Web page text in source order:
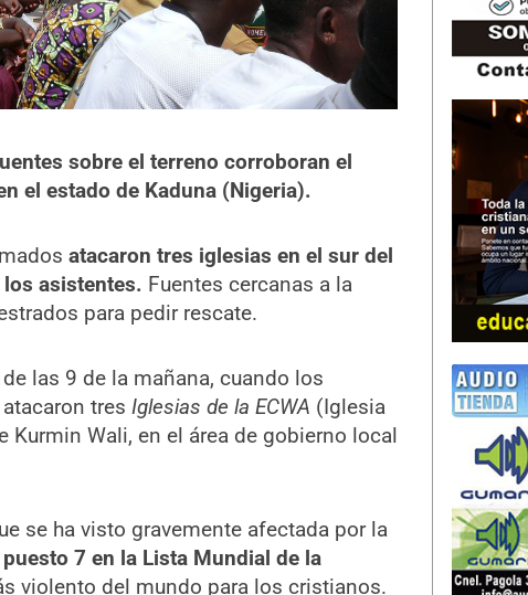
sobre el terreno corroboran el
el estado de Kaduna (Nigeria).
atacaron tres iglesias en el sur del
asistentes. Fuentes cercanas a la
para pedir rescate.
las 9 de la mañana, cuando los
tres Iglesias de la ECWA (Iglesia
Wali, en el área de gobierno local
se ha visto gravemente afectada por la
7 en la Lista Mundial de la
violento del mundo para los cristianos.